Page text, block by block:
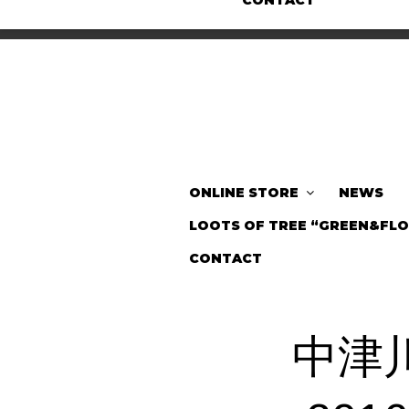
ONLINE STORE
NEWS
LOOTS OF TREE
CONTACT
中津